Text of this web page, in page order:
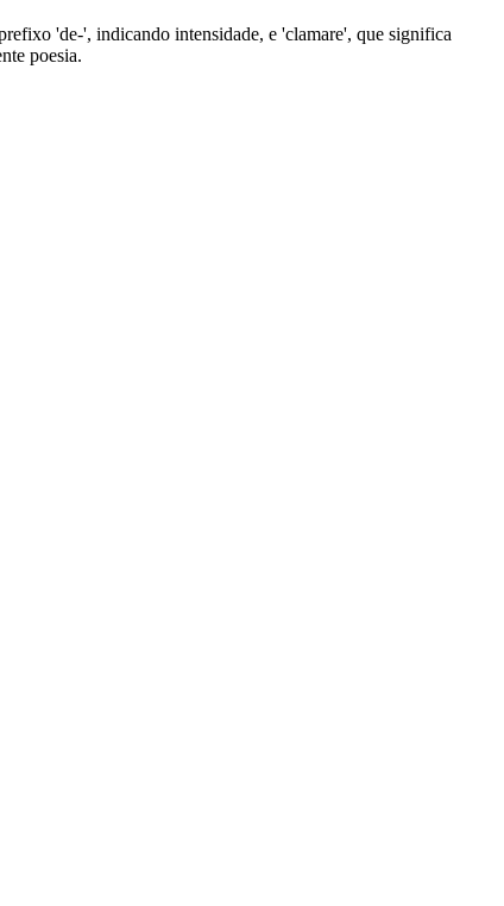
'de-', indicando intensidade, e 'clamare', que significa
poesia.